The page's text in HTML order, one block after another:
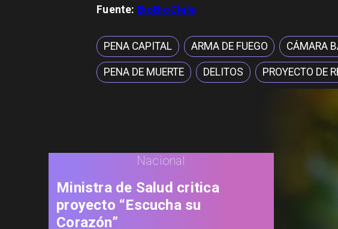
Fuente: BioBioChile
PENA CAPITAL ARMA DE FUEGO CÁMARA
PENA DE MUERTE DELITOS PROYECTO DE
Nacional
Ministra de Salud critica
proyecto “Escucha su
Corazón”